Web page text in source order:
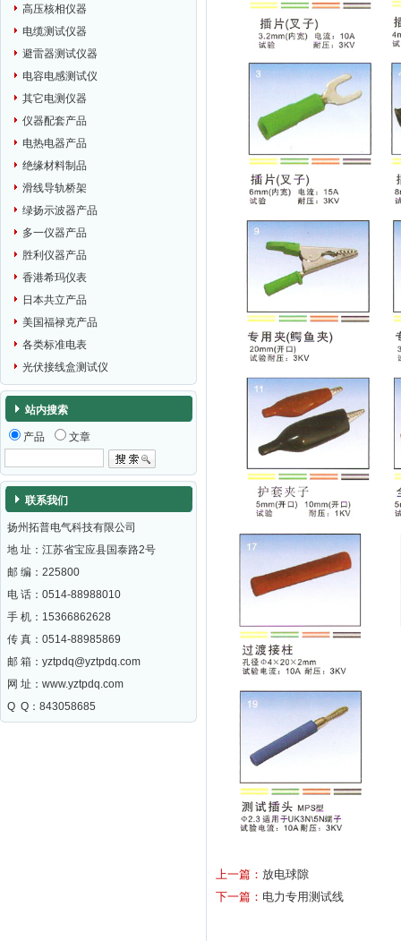
高压核相仪器
电缆测试仪器
避雷器测试仪器
电容电感测试仪
其它电测仪器
仪器配套产品
电热电器产品
绝缘材料制品
滑线导轨桥架
绿扬示波器产品
多一仪器产品
胜利仪器产品
香港希玛仪表
日本共立产品
美国福禄克产品
各类标准电表
光伏接线盒测试仪
站内搜索
产品 文章
联系我们
扬州拓普电气科技有限公司
地 址：江苏省宝应县国泰路2号
邮 编： 225800
电 话：0514-88988010
手 机：15366862628
传 真：0514-88985869
邮 箱： yztpdq@yztpdq.com
网 址： www.yztpdq.com
Q Q：843058685
上一篇： 放电球隙
下一篇： 电力专用测试线